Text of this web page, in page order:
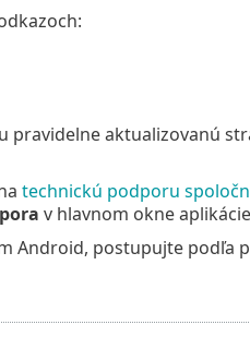
pravidelne aktualizovanú
technickú podporu
v hlavnom okne aplikácie
Android, postupujte podľa